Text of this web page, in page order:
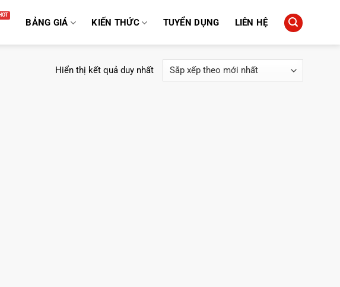
BẢNG GIÁ KIẾN THỨC TUYỂN DỤNG LIÊN HỆ
Hiển thị kết quả duy nhất